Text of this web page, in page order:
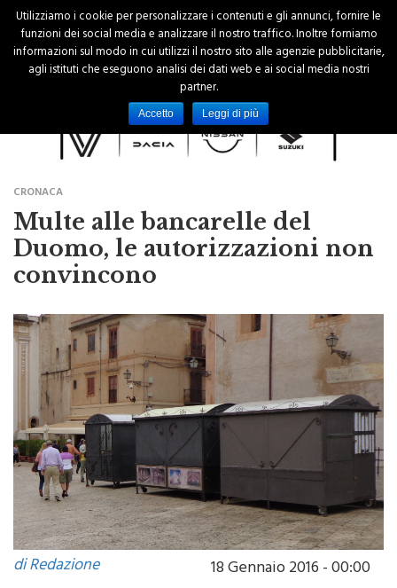
CRONACA
Multe alle bancarelle del
Duomo, le autorizzazioni non
convincono
di Redazione
18 Gennaio 2016 - 00:00
Utilizziamo i cookie per personalizzare i contenuti e gli annunci, fornire le
funzioni dei social media e analizzare il nostro traffico. Inoltre forniamo
informazioni sul modo in cui utilizzi il nostro sito alle agenzie pubblicitarie,
agli istituti che eseguono analisi dei dati web e ai social media nostri
partner.
Accetto Leggi di più